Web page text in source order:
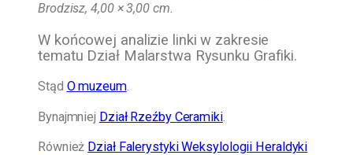
Brodzisz, 4,00 × 3,00 cm.
W końcowej analizie linki w zakresie
tematu Dział Malarstwa Rysunku Grafiki.
Stąd O muzeum.
Bynajmniej Dział Rzeźby Ceramiki.
Również Dział Falerystyki Weksylologii Heraldyki